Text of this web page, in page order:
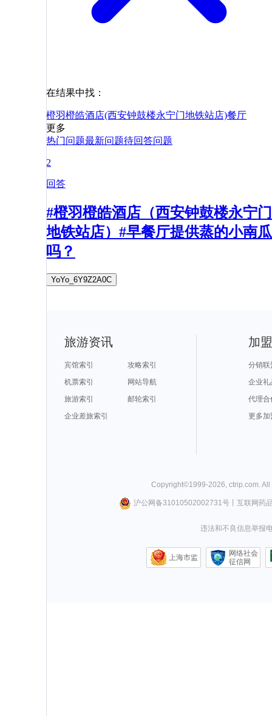
在结果中找：
橙羽橙皓酒店(西安钟鼓楼永宁门地铁站店)餐厅
更多
热门问题最新问题待回答问题
2
回答
#橙羽橙皓酒店（西安钟鼓楼永宁门
地铁站店）#早餐厅提供蒸的小南瓜
吗？
YoYo_6Y9Z2A0C
旅游资讯
宾馆索引
攻略索引
机票索引
网站导航
旅游索引
邮轮索引
企业差旅索引
加
分销联
企业礼
代理合
更多加
Copyright©1999-2026 ctrip.com .
沪公网备31010502002731号丨 互联网药
违法和不良信息举报
上海市监
网络社会
征信网